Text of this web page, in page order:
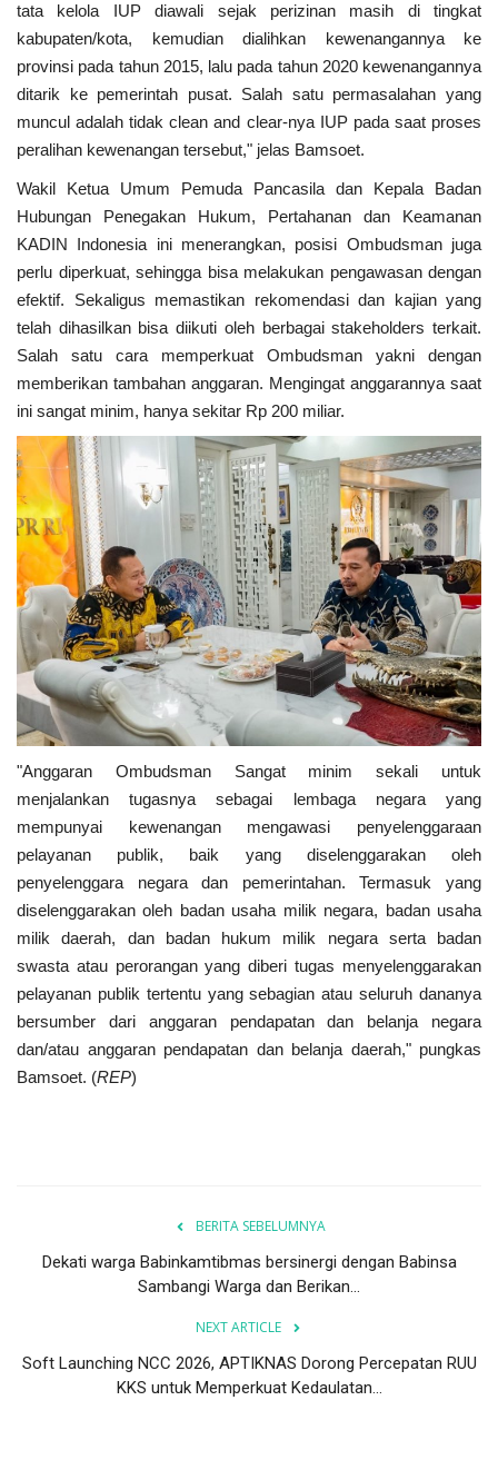
tata kelola IUP diawali sejak perizinan masih di tingkat
kabupaten/kota, kemudian dialihkan kewenangannya ke
provinsi pada tahun 2015, lalu pada tahun 2020 kewenangannya
ditarik ke pemerintah pusat. Salah satu permasalahan yang
muncul adalah tidak clean and clear-nya IUP pada saat proses
peralihan kewenangan tersebut," jelas Bamsoet.
Wakil Ketua Umum Pemuda Pancasila dan Kepala Badan
Hubungan Penegakan Hukum, Pertahanan dan Keamanan
KADIN Indonesia ini menerangkan, posisi Ombudsman juga
perlu diperkuat, sehingga bisa melakukan pengawasan dengan
efektif. Sekaligus memastikan rekomendasi dan kajian yang
telah dihasilkan bisa diikuti oleh berbagai stakeholders terkait.
Salah satu cara memperkuat Ombudsman yakni dengan
memberikan tambahan anggaran. Mengingat anggarannya saat
ini sangat minim, hanya sekitar Rp 200 miliar.
"Anggaran Ombudsman Sangat minim sekali untuk
menjalankan tugasnya sebagai lembaga negara yang
mempunyai kewenangan mengawasi penyelenggaraan
pelayanan publik, baik yang diselenggarakan oleh
penyelenggara negara dan pemerintahan. Termasuk yang
diselenggarakan oleh badan usaha milik negara, badan usaha
milik daerah, dan badan hukum milik negara serta badan
swasta atau perorangan yang diberi tugas menyelenggarakan
pelayanan publik tertentu yang sebagian atau seluruh dananya
bersumber dari anggaran pendapatan dan belanja negara
dan/atau anggaran pendapatan dan belanja daerah," pungkas
Bamsoet. (REP)
BERITA SEBELUMNYA
Dekati warga Babinkamtibmas bersinergi dengan Babinsa
Sambangi Warga dan Berikan...
NEXT ARTICLE
Soft Launching NCC 2026, APTIKNAS Dorong Percepatan RUU
KKS untuk Memperkuat Kedaulatan...